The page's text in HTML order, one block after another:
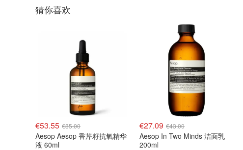
猜你喜欢
€53.55 €85.00
Aesop Aesop 香芹籽抗氧精华
液 60ml
€27.09 €43.00
Aesop In Two Minds 洁面乳
200ml